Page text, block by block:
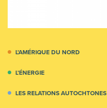
L’AMÉRIQUE DU NORD
L’ÉNERGIE
LES RELATIONS AUTOCHTONES